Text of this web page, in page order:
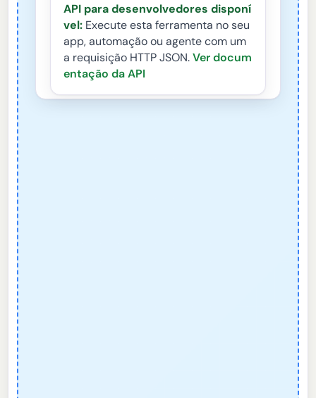
API para desenvolvedores disponí
vel: Execute esta ferramenta no seu
app, automação ou agente com um
a requisição HTTP JSON. Ver docum
entação da API